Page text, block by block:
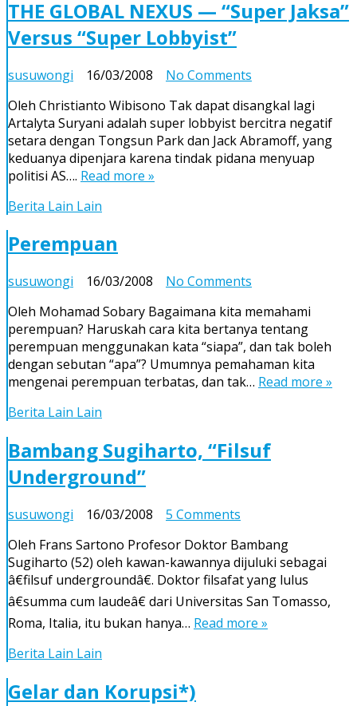
THE GLOBAL NEXUS — “Super Jaksa”
Versus “Super Lobbyist”
susuwongi 16/03/2008 No Comments
GLOBAL
NEXUS
—
“Super
Oleh Christianto Wibisono Tak dapat disangkal lagi
Artalyta Suryani adalah super lobbyist bercitra negatif
setara dengan Tongsun Park dan Jack Abramoff, yang
keduanya dipenjara karena tindak pidana menyuap
politisi AS…. Read more »
Berita Lain Lain
Perempuan
susuwongi 16/03/2008 No Comments
Oleh Mohamad Sobary Bagaimana kita memahami
perempuan? Haruskah cara kita bertanya tentang
perempuan menggunakan kata “siapa”, dan tak boleh
dengan sebutan “apa”? Umumnya pemahaman kita
mengenai perempuan terbatas, dan tak… Read more »
Berita Lain Lain
Bambang Sugiharto, “Filsuf
Underground”
susuwongi 16/03/2008 5 Comments
Sugiharto,
“Filsuf
Underground”
Oleh Frans Sartono Profesor Doktor Bambang
Sugiharto (52) oleh kawan-kawannya dijuluki sebagai
â€filsuf undergroundâ€. Doktor filsafat yang lulus
â€summa cum laudeâ€ dari Universitas San Tomasso,
Roma, Italia, itu bukan hanya… Read more »
Berita Lain Lain
Gelar dan Korupsi*)